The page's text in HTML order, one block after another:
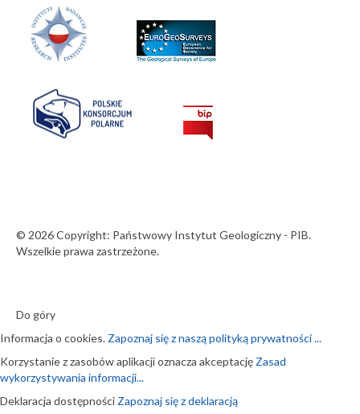
© 2026 Copyright: Państwowy Instytut Geologiczny - PIB.
Wszelkie prawa zastrzeżone.
Do góry
Informacja o cookies. Zapoznaj się z naszą polityką prywatności ...
Korzystanie z zasobów aplikacji oznacza akceptację Zasad
wykorzystywania informacji...
Deklaracja dostępności Zapoznaj się z deklaracją